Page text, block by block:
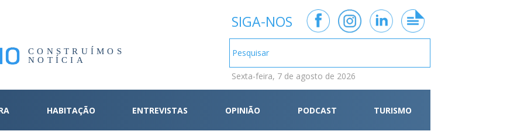
CONSTRUÍMOS
NOTÍCIA
SIGA-NOS
Sexta-feira, 7 de agosto de 2026
HABITAÇÃO ENTREVISTAS OPINIÃO PODCAST TURISMO